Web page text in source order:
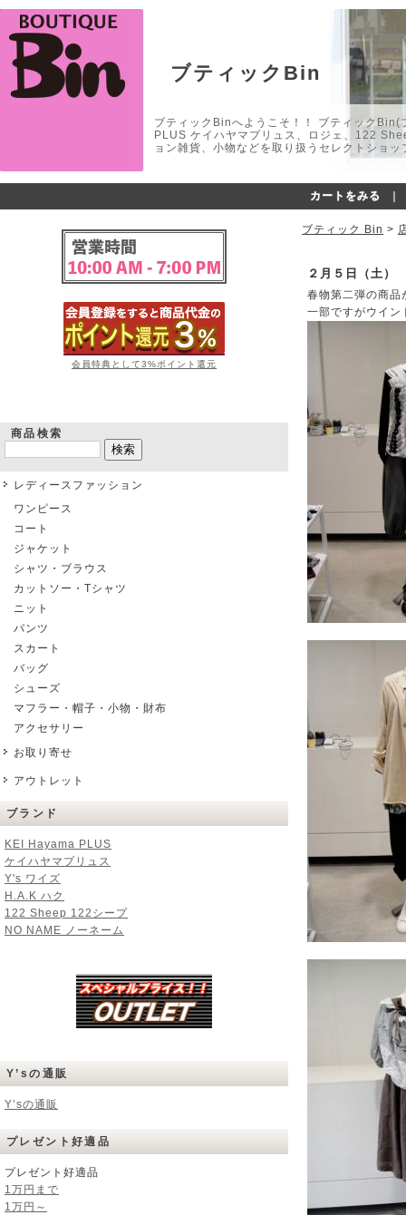
ブティックBin
ブティックBinへようこそ！！ ブティック
PLUS ケイハヤマプリュス、ロジェ、122
ョン雑貨、小物などを取り扱うセレクトショ
カートをみる
会員特典として3%ポイント還元
商品検索
レディースファッション
ワンピース
コート
ジャケット
シャツ・ブラウス
カットソー・Tシャツ
ニット
パンツ
スカート
バッグ
シューズ
マフラー・帽子・小物・財布
アクセサリー
お取り寄せ
アウトレット
ブランド
KEI Hayama PLUS
ケイハヤマプリュス
Y's ワイズ
H.A.K ハク
122 Sheep 122シープ
NO NAME ノーネーム
Y’sの通販
Y’sの通販
プレゼント好適品
プレゼント好適品
1万円まで
1万円～
ブティック Bin >
２月５日（土）
春物第二弾の商品
一部ですがウイン